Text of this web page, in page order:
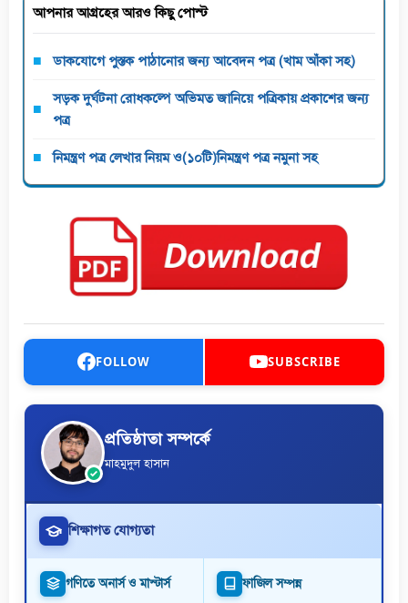
আপনার আগ্রহের আরও কিছু পোস্ট
ডাকযোগে পুস্তক পাঠানোর জন্য আবেদন পত্র (খাম আঁকা সহ)
সড়ক দুর্ঘটনা রোধকল্পে অভিমত জানিয়ে পত্রিকায় প্রকাশের জন্য
পত্র
নিমন্ত্রণ পত্র লেখার নিয়ম ও(১০টি)নিমন্ত্রণ পত্র নমুনা সহ
FOLLOW SUBSCRIBE
প্রতিষ্ঠাতা সম্পর্কে
মাহমুদুল হাসান
শিক্ষাগত যোগ্যতা
গণিতে অনার্স ও মাস্টার্স ফাজিল সম্পন্ন